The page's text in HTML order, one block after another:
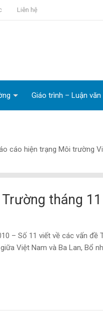
Liên hệ
Giáo trình – Luận văn
cáo hiện trạng Môi trường
tháng
– Số 11 viết về các vấn đề
Việt Nam và Ba Lan, Bổ